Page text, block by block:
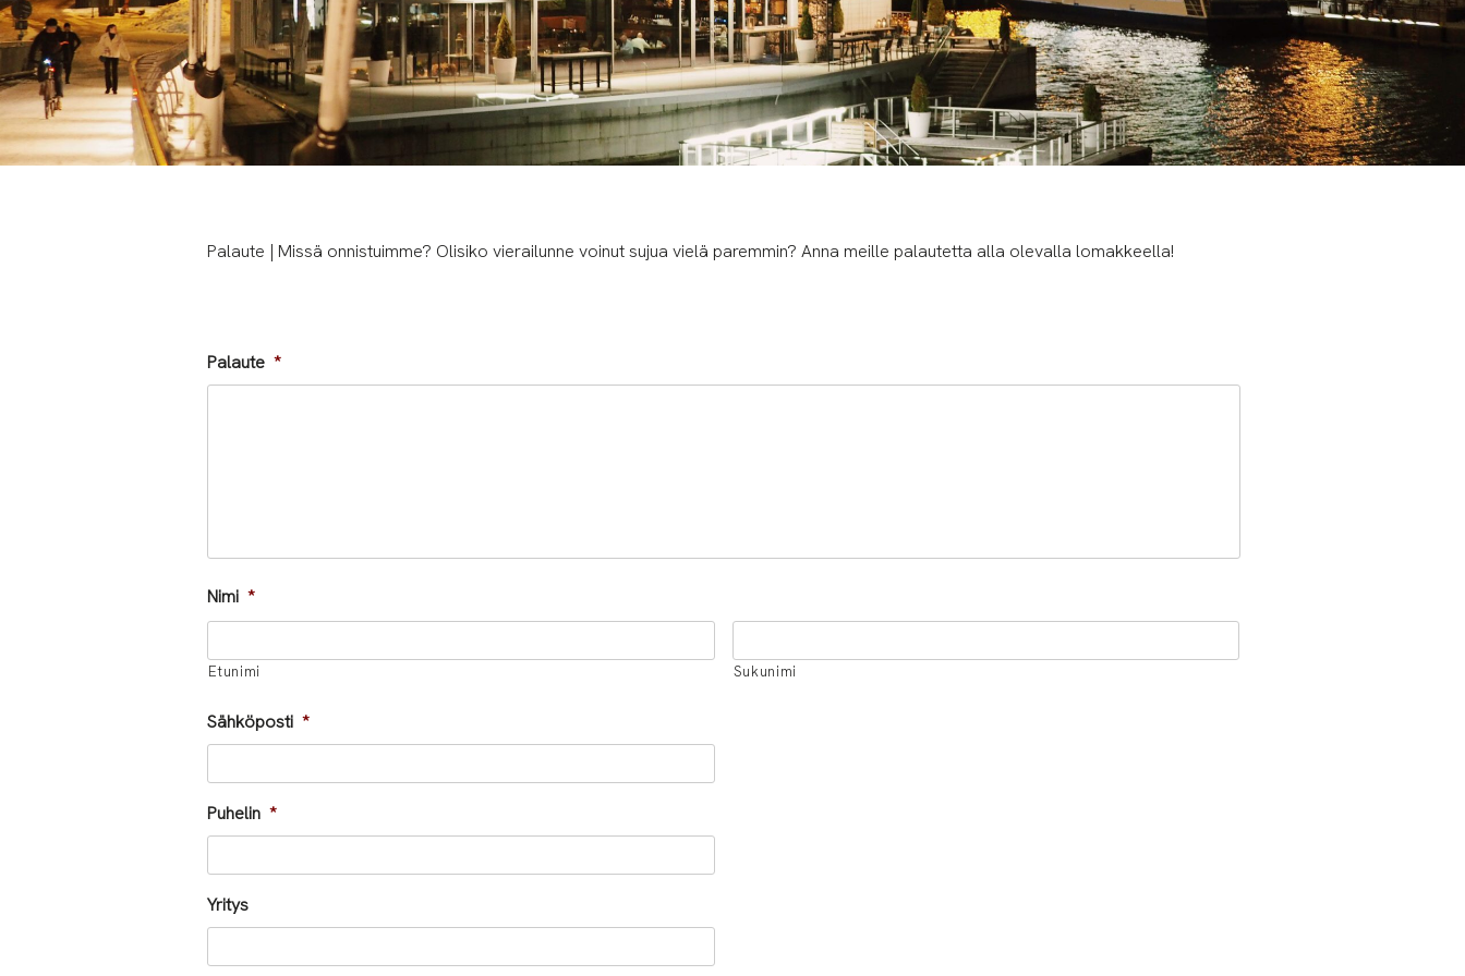
Palaute | Missä onnistuimme? Olisiko vierailunne voinut sujua vielä paremmin? Anna meille palautetta alla olevalla lomakkeella!
Palaute *
Nimi *
Etunimi Sukunimi
Sähköposti *
Puhelin *
Yritys